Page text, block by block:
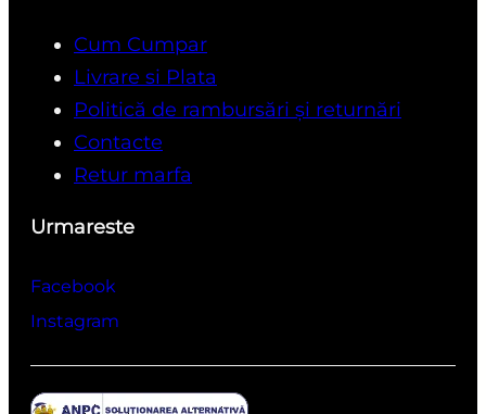
Cum Cumpar
Livrare si Plata
Politică de rambursări și returnări
Contacte
Retur marfa
Urmareste
Facebook
Instagram